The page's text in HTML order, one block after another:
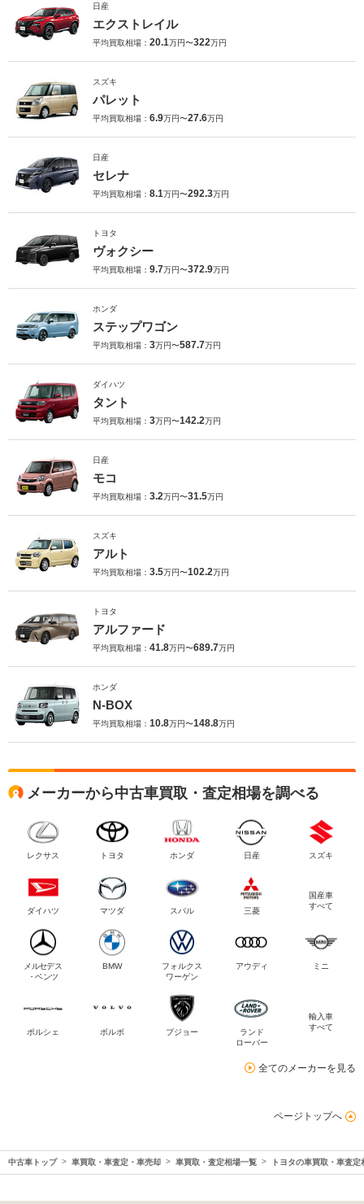
日産
エクストレイル
平均買取相場： 20.1万円〜322万円
スズキ
パレット
平均買取相場： 6.9万円〜27.6万円
日産
セレナ
平均買取相場： 8.1万円〜292.3万円
トヨタ
ヴォクシー
平均買取相場： 9.7万円〜372.9万円
ホンダ
ステップワゴン
平均買取相場： 3万円〜587.7万円
ダイハツ
タント
平均買取相場： 3万円〜142.2万円
日産
モコ
平均買取相場： 3.2万円〜31.5万円
スズキ
アルト
平均買取相場： 3.5万円〜102.2万円
トヨタ
アルファード
平均買取相場： 41.8万円〜689.7万円
ホンダ
N-BOX
平均買取相場： 10.8万円〜148.8万円
メーカーから中古車買取・査定相場を調べる
レクサス トヨタ ホンダ 日産 スズキ
ダイハツ マツダ スバル 三菱
国産車
すべて
メルセデス
・ベンツ
BMW
フォルクス
ワーゲン
アウディ ミニ
ポルシェ ボルボ プジョー
ランド
ローバー
輸入車
すべて
全てのメーカーを見る
ページトップへ
中古車トップ 車買取・車査定・車売却 車買取・査定相場一覧 トヨタの車買取・車査定